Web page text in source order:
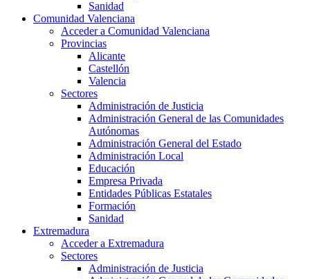
Sanidad
Comunidad Valenciana
Acceder a Comunidad Valenciana
Provincias
Alicante
Castellón
Valencia
Sectores
Administración de Justicia
Administración General de las Comunidades
Autónomas
Administración General del Estado
Administración Local
Educación
Empresa Privada
Entidades Públicas Estatales
Formación
Sanidad
Extremadura
Acceder a Extremadura
Sectores
Administración de Justicia